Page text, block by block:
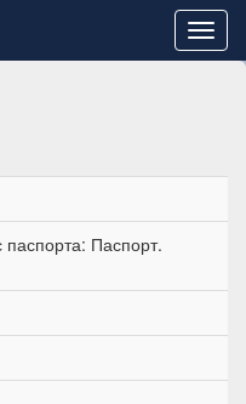
паспорта: Паспорт.